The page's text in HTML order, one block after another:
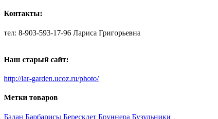
Контакты:
тел: 8-903-593-17-96 Лариса Григорьевна
Наш старый сайт:
http://lar-garden.ucoz.ru/photo/
Метки товаров
Бадан Барбарисы Бересклет Бруннера Бузульники